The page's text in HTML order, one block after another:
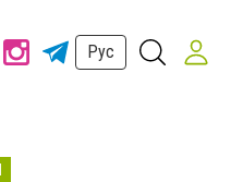
Рус